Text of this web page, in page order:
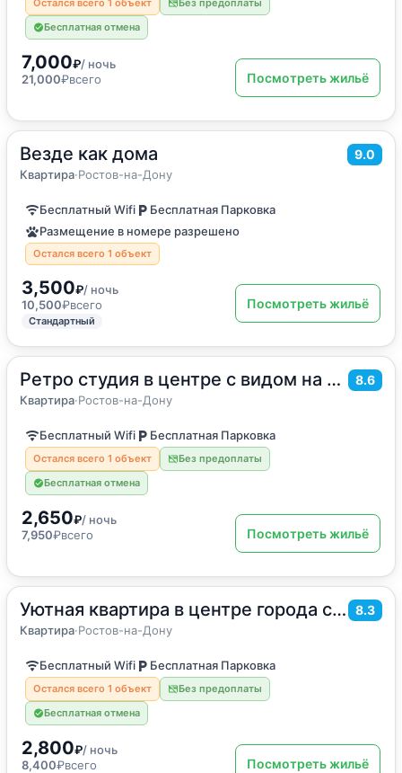
Бесплатная отмена
7,000₽/ ночь
21,000₽всего Посмотреть жильё
Везде как дома 9.0
Квартира·Ростов-на-Дону
50м2 до 6 гостей
Квартира
Бесплатный Wifi
Бесплатная Парковка
Размещение в номере разрешено
Остался всего 1 объект
3,500₽/ ночь
10,500₽всего
Стандартный
Посмотреть жильё
Ретро студия в центре с видом на Дон 8.6
Квартира·Ростов-на-Дону
32м2·4 гостя
Квартира
Бесплатный Wifi Бесплатная Парковка
Остался всего 1 объект
Без предоплаты
Бесплатная отмена
2,650₽/ ночь
7,950₽всего Посмотреть жильё
Уютная квартира в центре города с панорамой на Дон 8.3
Квартира·Ростов-на-Дону
30м2·4 гостя
Квартира
Бесплатный Wifi Бесплатная Парковка
Остался всего 1 объект
Без предоплаты
Бесплатная отмена
2,800₽/ ночь
8,400₽всего Посмотреть жильё